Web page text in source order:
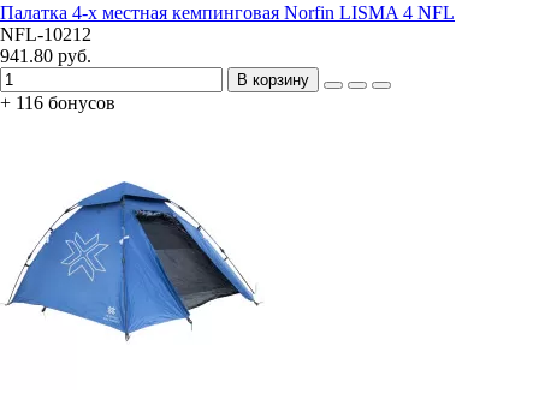
Палатка 4-х местная кемпинговая Norfin LISMA 4 NFL
NFL-10212
941.80 руб.
В корзину
+ 116 бонусов